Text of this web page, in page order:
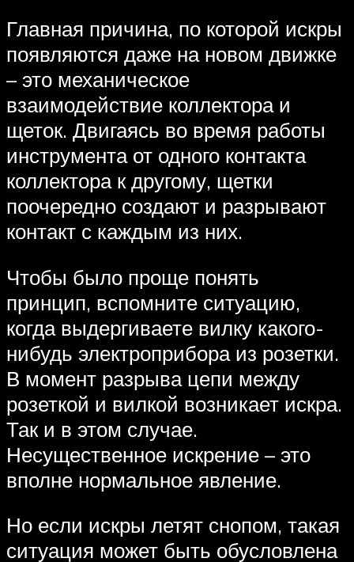
Главная причина, по которой искры
появляются даже на новом движке
– это механическое
взаимодействие коллектора и
щеток. Двигаясь во время работы
инструмента от одного контакта
коллектора к другому, щетки
поочередно создают и разрывают
контакт с каждым из них.
Чтобы было проще понять
принцип, вспомните ситуацию,
когда выдергиваете вилку какого-
нибудь электроприбора из розетки.
В момент разрыва цепи между
розеткой и вилкой возникает искра.
Так и в этом случае.
Несущественное искрение – это
вполне нормальное явление.
Но если искры летят снопом, такая
ситуация может быть обусловлена